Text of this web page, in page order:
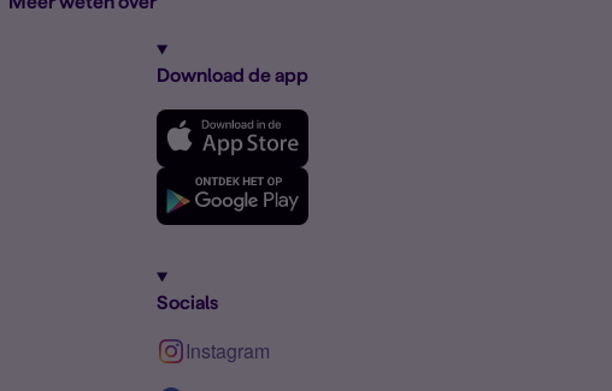
Download de app
Socials
Instagram